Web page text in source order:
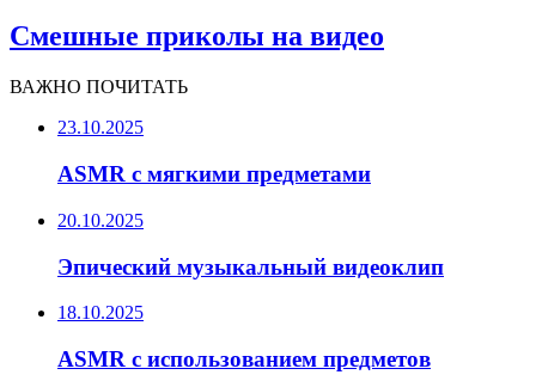
Смешные приколы на видео
ВАЖНО ПОЧИТАТЬ
23.10.2025
ASMR с мягкими предметами
20.10.2025
Эпический музыкальный видеоклип
18.10.2025
ASMR с использованием предметов